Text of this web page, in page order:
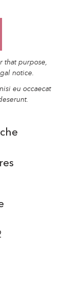
that purpose,
notice.
eu occaecat